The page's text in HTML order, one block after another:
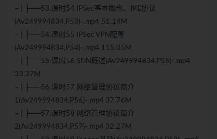
– | ├──53.课时54 IPSec基本概念、IKE协议
(Av249994834,P53)-.mp4 51.14M
– | ├──54.课时55 IPSec VPN配置
(Av249994834,P54)-.mp4 115.05M
– | ├──55.课时56 SDN概述(Av249994834,P55)-.mp4
33.37M
– | ├──56.课时57 网络管理协议简介
1(Av249994834,P56)-.mp4 37.76M
– | ├──57.课时58 网络管理协议简介
2(Av249994834,P57)-.mp4 32.27M